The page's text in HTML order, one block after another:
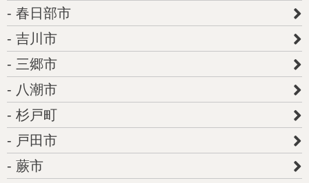
春日部市
吉川市
三郷市
八潮市
杉戸町
戸田市
蕨市